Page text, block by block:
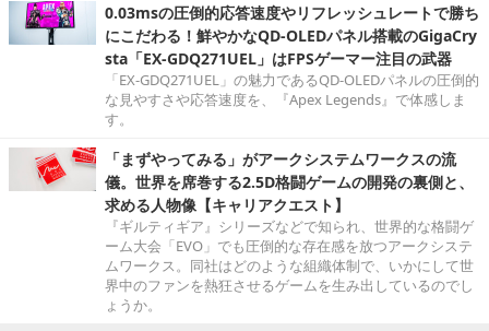
0.03msの圧倒的応答速度やリフレッシュレートで勝ち
にこだわる！鮮やかなQD-OLEDパネル搭載のGigaCry
sta「EX-GDQ271UEL」はFPSゲーマー注目の武器
「EX-GDQ271UEL」の魅力であるQD-OLEDパネルの圧倒的
な見やすさや応答速度を、『Apex Legends』で体感しま
す。
「まずやってみる」がアークシステムワークスの流
儀。世界を席巻する2.5D格闘ゲームの開発の裏側と、
求める人物像【キャリアクエスト】
『ギルティギア』シリーズなどで知られ、世界的な格闘ゲ
ーム大会「EVO」でも圧倒的な存在感を放つアークシステ
ムワークス。同社はどのような組織体制で、いかにして世
界中のファンを熱狂させるゲームを生み出しているのでし
ょうか。